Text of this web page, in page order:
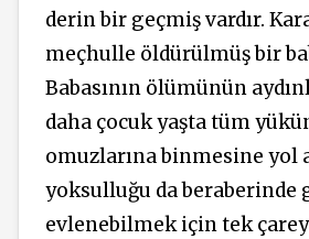
derin bir geçmiş vardır.
meçhulle öldürülmüş bir
Babasının ölümünün
daha çocuk yaşta tüm
omuzlarına binmesine yol
yoksulluğu da beraberinde
evlenebilmek için tek